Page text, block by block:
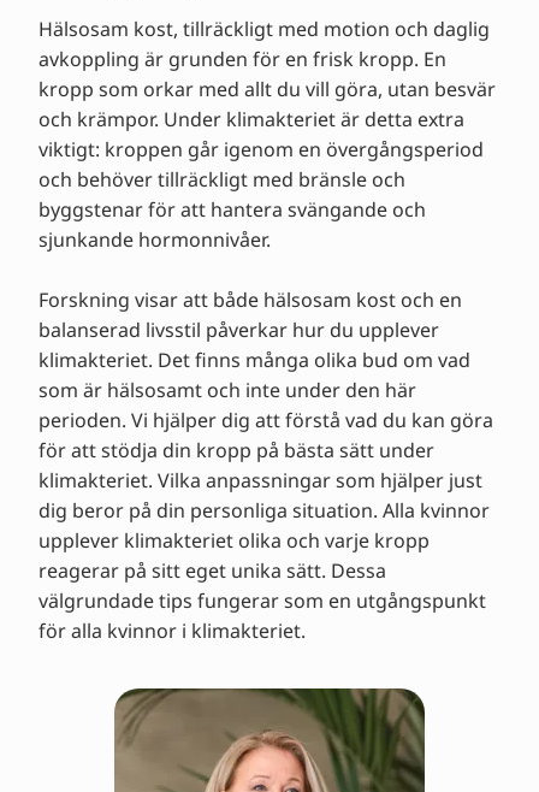
Hälsosam kost, tillräckligt med motion och daglig
avkoppling är grunden för en frisk kropp. En
kropp som orkar med allt du vill göra, utan besvär
och krämpor. Under klimakteriet är detta extra
viktigt: kroppen går igenom en övergångsperiod
och behöver tillräckligt med bränsle och
byggstenar för att hantera svängande och
sjunkande hormonnivåer.
Forskning visar att både hälsosam kost och en
balanserad livsstil påverkar hur du upplever
klimakteriet. Det finns många olika bud om vad
som är hälsosamt och inte under den här
perioden. Vi hjälper dig att förstå vad du kan göra
för att stödja din kropp på bästa sätt under
klimakteriet. Vilka anpassningar som hjälper just
dig beror på din personliga situation. Alla kvinnor
upplever klimakteriet olika och varje kropp
reagerar på sitt eget unika sätt. Dessa
välgrundade tips fungerar som en utgångspunkt
för alla kvinnor i klimakteriet.